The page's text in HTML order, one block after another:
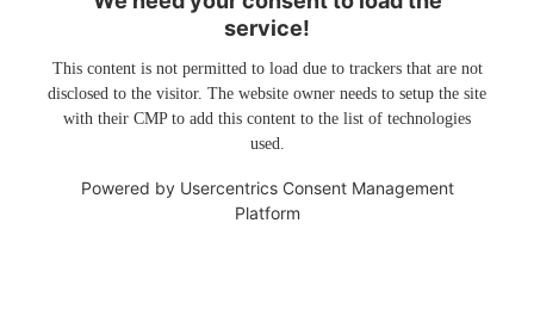
service!
This content is not permitted to load due to trackers that are not
disclosed to the visitor. The website owner needs to setup the site
with their CMP to add this content to the list of technologies
used.
Powered by Usercentrics Consent Management
Platform